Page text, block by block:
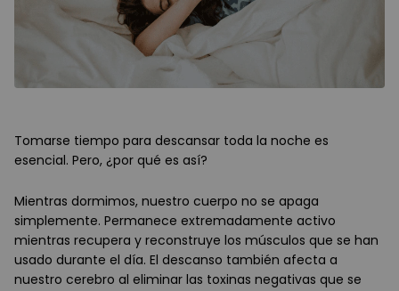
Tomarse tiempo para descansar toda la noche es
esencial. Pero, ¿por qué es así?
Mientras dormimos, nuestro cuerpo no se apaga
simplemente. Permanece extremadamente activo
mientras recupera y reconstruye los músculos que se han
usado durante el día. El descanso también afecta a
nuestro cerebro al eliminar las toxinas negativas que se